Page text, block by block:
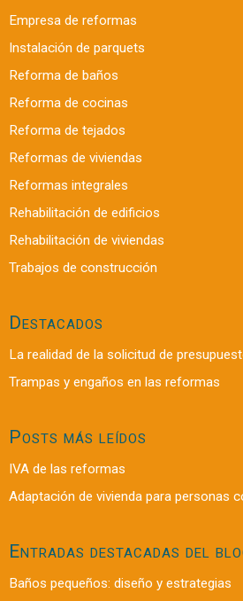
Empresa de reformas
Instalación de parquets
Reforma de baños
Reforma de cocinas
Reforma de tejados
Reformas de viviendas
Reformas integrales
Rehabilitación de edificios
Rehabilitación de viviendas
Trabajos de construcción
Destacados
La realidad de la solicitud de
Trampas y engaños en las reformas
Posts más leídos
IVA de las reformas
Adaptación de vivienda para personas
Entradas destacadas del
Baños pequeños: diseño y estrategias